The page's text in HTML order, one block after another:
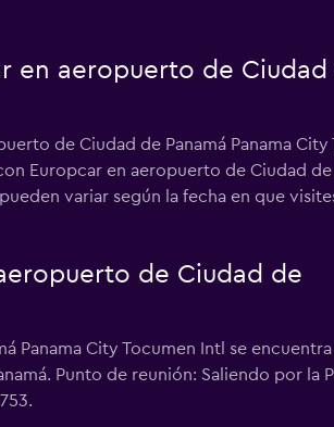
en aeropuerto de Ciudad
de Ciudad de Panamá Panama City
Europcar en aeropuerto de Ciudad de
variar según la fecha en que
de Ciudad de
Panama City Tocumen Intl se encuentra
Punto de reunión: Saliendo por la